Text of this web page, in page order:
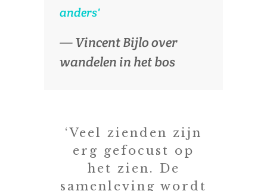
anders'
— Vincent Bijlo over
wandelen in het bos
‘Veel zienden zijn
erg gefocust op
het zien. De
samenleving wordt